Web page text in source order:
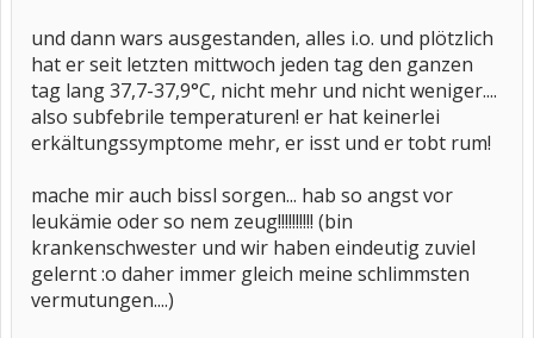
und dann wars ausgestanden, alles i.o. und plötzlich
hat er seit letzten mittwoch jeden tag den ganzen
tag lang 37,7-37,9°C, nicht mehr und nicht weniger....
also subfebrile temperaturen! er hat keinerlei
erkältungssymptome mehr, er isst und er tobt rum!
mache mir auch bissl sorgen... hab so angst vor
leukämie oder so nem zeug!!!!!!!!!! (bin
krankenschwester und wir haben eindeutig zuviel
gelernt :o daher immer gleich meine schlimmsten
vermutungen....)